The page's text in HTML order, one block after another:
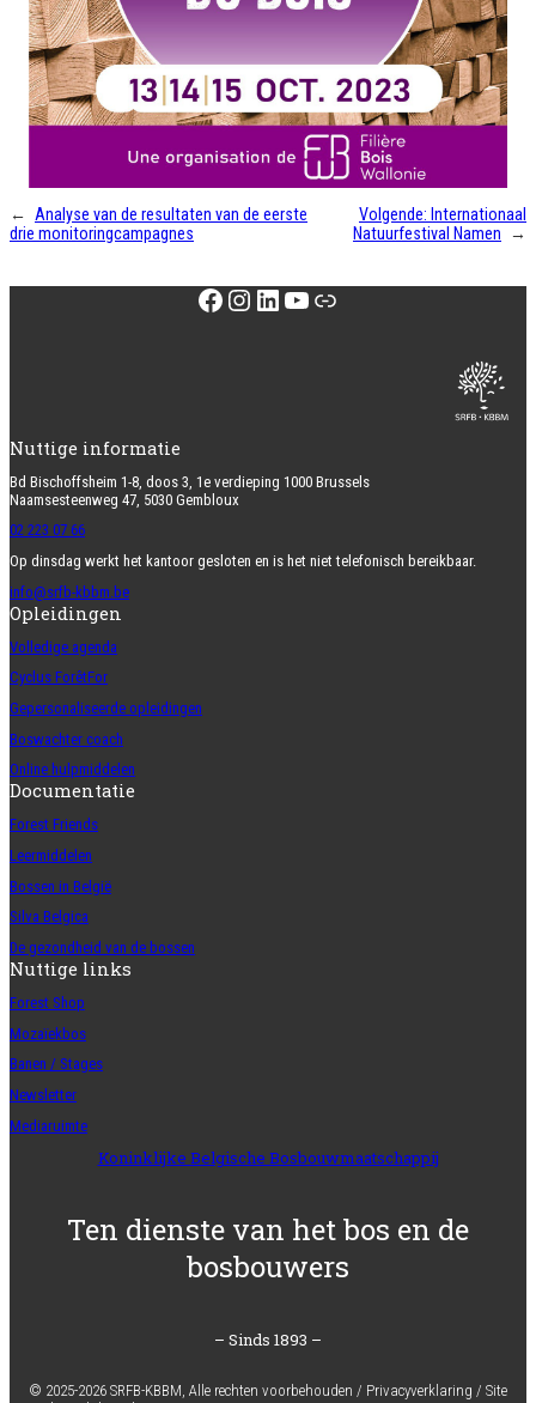
←
Analyse van de resultaten van de eerste
drie monitoringcampagnes
Volgende: Internationaal
Natuurfestival Namen
→
Facebook
Instagram
LinkedIn
YouTube
Link
Nuttige informatie
Bd Bischoffsheim 1-8, doos 3, 1e verdieping 1000 Brussels
Naamsesteenweg 47, 5030 Gembloux
02 223 07 66
Op dinsdag werkt het kantoor gesloten en is het niet telefonisch bereikbaar.
info@srfb-kbbm.be
Opleidingen
Volledige agenda
Cyclus ForêtFor
Gepersonaliseerde opleidingen
Boswachter coach
Online hulpmiddelen
Documentatie
Forest Friends
Leermiddelen
Bossen in België
Silva Belgica
De gezondheid van de bossen
Nuttige links
Forest Shop
Mozaïekbos
Banen / Stages
Newsletter
Mediaruimte
Koninklijke Belgische Bosbouwmaatschappij
Ten dienste van het bos en de
bosbouwers
– Sinds 1893 –
© 2025-2026 SRFB-KBBM, Alle rechten voorbehouden / Privacyverklaring / Site